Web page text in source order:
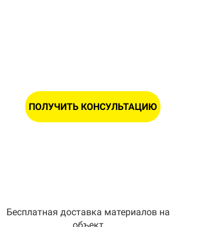
ПОЛУЧИТЬ КОНСУЛЬТАЦИЮ
Бесплатная доставка материалов на